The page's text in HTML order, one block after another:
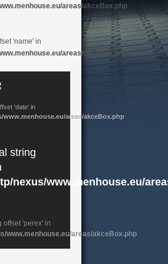
areas/akceBox.php
'name' in
areas/akceBox.php
'date' in
areas/akceBox.php
string
nexus/www.menhouse.eu/
offset 'perex' in
www.menhouse.eu/areas/akceBox.php